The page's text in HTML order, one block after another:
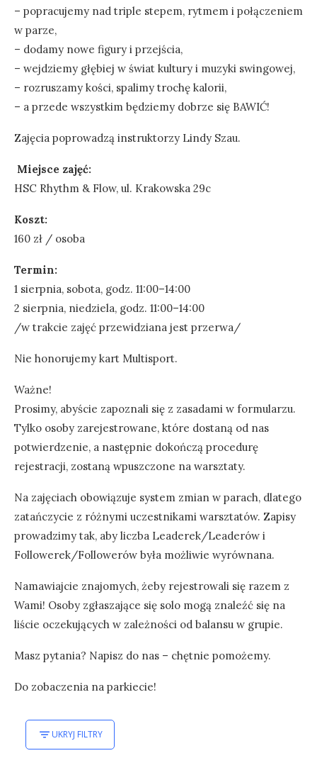
– popracujemy nad triple stepem, rytmem i połączeniem
w parze,
– dodamy nowe figury i przejścia,
– wejdziemy głębiej w świat kultury i muzyki swingowej,
– rozruszamy kości, spalimy trochę kalorii,
– a przede wszystkim będziemy dobrze się BAWIĆ!
Zajęcia poprowadzą instruktorzy Lindy Szau.
Miejsce zajęć:
HSC Rhythm & Flow, ul. Krakowska 29c
Koszt:
160 zł / osoba
Termin:
1 sierpnia, sobota, godz. 11:00–14:00
2 sierpnia, niedziela, godz. 11:00–14:00
/w trakcie zajęć przewidziana jest przerwa/
Nie honorujemy kart Multisport.
Ważne!
Prosimy, abyście zapoznali się z zasadami w formularzu.
Tylko osoby zarejestrowane, które dostaną od nas
potwierdzenie, a następnie dokończą procedurę
rejestracji, zostaną wpuszczone na warsztaty.
Na zajęciach obowiązuje system zmian w parach, dlatego
zatańczycie z różnymi uczestnikami warsztatów. Zapisy
prowadzimy tak, aby liczba Leaderek/Leaderów i
Followerek/Followerów była możliwie wyrównana.
Namawiajcie znajomych, żeby rejestrowali się razem z
Wami! Osoby zgłaszające się solo mogą znaleźć się na
liście oczekujących w zależności od balansu w grupie.
Masz pytania? Napisz do nas – chętnie pomożemy.
Do zobaczenia na parkiecie!
UKRYJ FILTRY